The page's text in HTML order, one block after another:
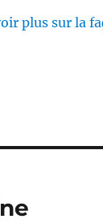
plus sur la